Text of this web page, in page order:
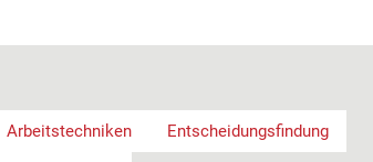
Arbeitstechniken Entscheidungsfindung